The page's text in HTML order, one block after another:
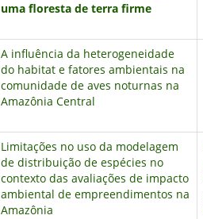
uma floresta de terra firme
A influência da heterogeneidade
do habitat e fatores ambientais na
comunidade de aves noturnas na
Amazônia Central
Limitações no uso da modelagem
de distribuição de espécies no
contexto das avaliações de impacto
ambiental de empreendimentos na
Amazônia